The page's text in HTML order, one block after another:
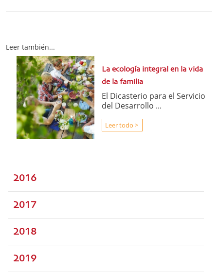
Leer también...
La ecología integral en la vida
de la familia
El Dicasterio para el Servicio
del Desarrollo ...
Leer todo >
2016
2017
2018
2019